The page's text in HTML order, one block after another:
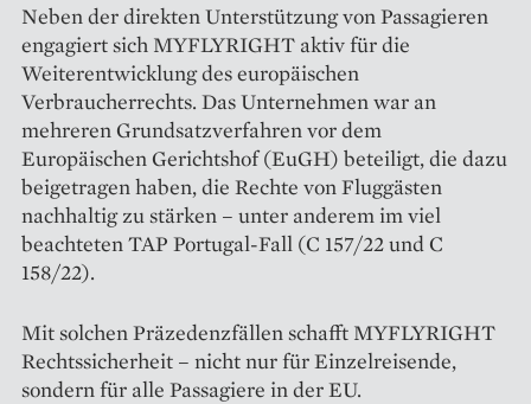
Neben der direkten Unterstützung von Passagieren
engagiert sich MYFLYRIGHT aktiv für die
Weiterentwicklung des europäischen
Verbraucherrechts. Das Unternehmen war an
mehreren Grundsatzverfahren vor dem
Europäischen Gerichtshof (EuGH) beteiligt, die dazu
beigetragen haben, die Rechte von Fluggästen
nachhaltig zu stärken – unter anderem im viel
beachteten TAP Portugal-Fall (C 157/22 und C
158/22).
Mit solchen Präzedenzfällen schafft MYFLYRIGHT
Rechtssicherheit – nicht nur für Einzelreisende,
sondern für alle Passagiere in der EU.